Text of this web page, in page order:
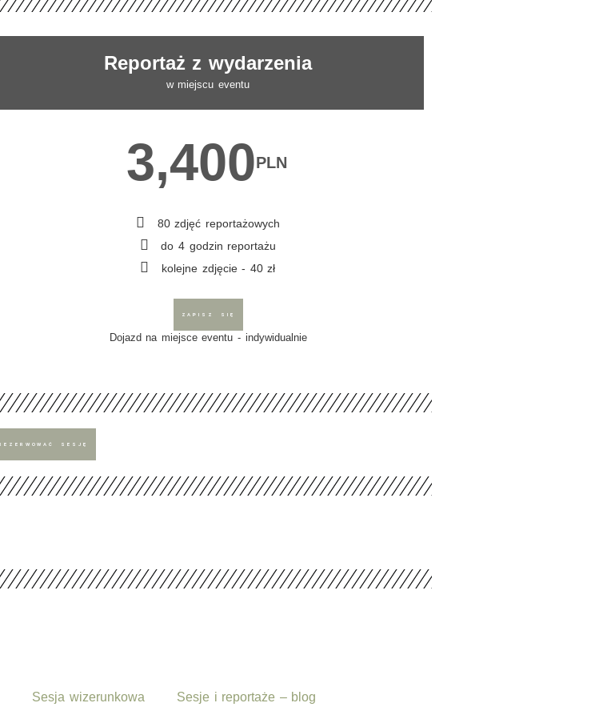
Reportaż z wydarzenia
w miejscu eventu
3,400PLN
80 zdjęć reportażowych
do 4 godzin reportażu
kolejne zdjęcie - 40 zł
ZAPISZ SIĘ
Dojazd na miejsce eventu - indywidualnie
SESJĘ
Sesja wizerunkowa Sesje i reportaże – blog